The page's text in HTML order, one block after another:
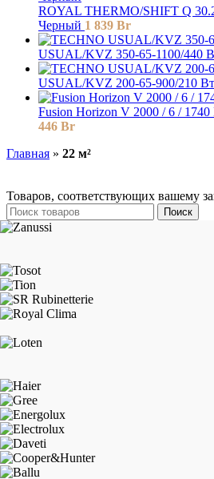
ROYAL THERMO/SHIFT Q
Черный 1 839 Br
USUAL/KVZ 350-65-1100/440
USUAL/KVZ 200-65-900/210 Вт
Fusion Horizon V 2000 / 6 / 1740
446 Br
Главная » 22 м²
Товаров, соответствующих вашему
Поиск